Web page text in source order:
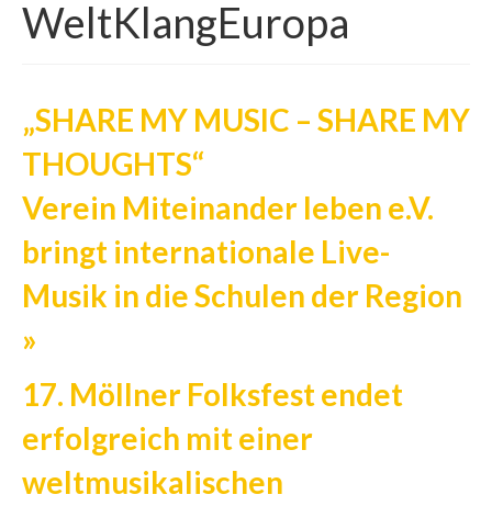
Musik und Sommerflair
SHARE MY MUSIC
SchoolMusicWorld Europe
Verein Miteinander leben e.V. bringt
internationale Live-Musik in die Schulen der
Region
Folksfest ON TOUR
WeltKlangEuropa
„SHARE MY MUSIC – SHARE MY
THOUGHTS“
Verein Miteinander leben e.V.
bringt internationale Live-
Musik in die Schulen der Region
»
17. Möllner Folksfest endet
erfolgreich mit einer
weltmusikalischen